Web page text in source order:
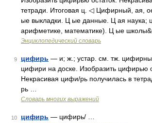
тетради. Итоговая ц. ◁ Цифирный, ая,
ые выкладки. Ц ые данные. Ц ая наука;
арифметике, математике). Ц ые
Энциклопедический словарь
9 цифирь — и; ж.; устар. см. тж.
цифири на доске. Изобразить цифирью
Некрасивая цифи/рь получилась в
рь …
Словарь многих выражений
10 цифирь — цифирь/ …